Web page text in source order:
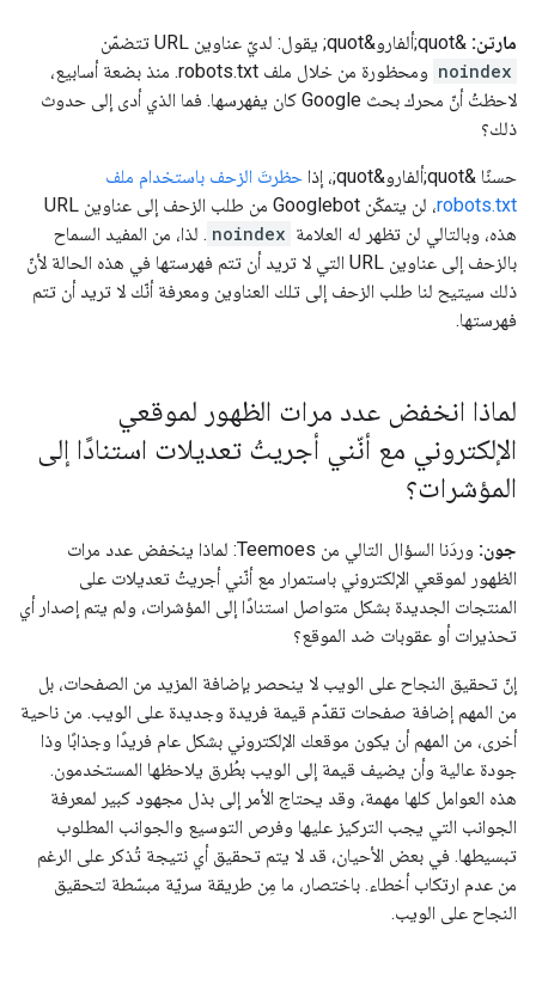
مارتن: &quot;ألفارو&quot; يقول: لديّ عناوين URL تتضمّن
noindex
ومحظورة من خلال ملف robots.txt. منذ بضعة أسابيع،
لاحظتُ أنّ محرك بحث Google كان يفهرسها. فما الذي أدى إلى حدوث
ذلك؟
حسنًا &quot;ألفارو&quot;، إذا
حظرتَ الزحف باستخدام ملف
robots.txt
، لن يتمكّن Googlebot من طلب الزحف إلى عناوين URL
هذه، وبالتالي لن تظهر له العلامة noindex . لذا، من المفيد السماح
بالزحف إلى عناوين URL التي لا تريد أن تتم فهرستها في هذه الحالة لأنّ
ذلك سيتيح لنا طلب الزحف إلى تلك العناوين ومعرفة أنّك لا تريد أن تتم
فهرستها.
لماذا انخفض عدد مرات الظهور لموقعي
الإلكتروني مع أنّني أجريتُ تعديلات استنادًا إلى
المؤشرات؟
جون:
وردَنا السؤال التالي من Teemoes: لماذا ينخفض عدد مرات
الظهور لموقعي الإلكتروني باستمرار مع أنّني أجريتُ تعديلات على
المنتجات الجديدة بشكل متواصل استنادًا إلى المؤشرات، ولم يتم إصدار أي
تحذيرات أو عقوبات ضد الموقع؟
إنّ تحقيق النجاح على الويب لا ينحصر بإضافة المزيد من الصفحات، بل
من المهم إضافة صفحات تقدّم قيمة فريدة وجديدة على الويب. من ناحية
أخرى، من المهم أن يكون موقعك الإلكتروني بشكل عام فريدًا وجذابًا وذا
جودة عالية وأن يضيف قيمة إلى الويب بطُرق يلاحظها المستخدمون.
هذه العوامل كلها مهمة، وقد يحتاج الأمر إلى بذل مجهود كبير لمعرفة
الجوانب التي يجب التركيز عليها وفرص التوسيع والجوانب المطلوب
تبسيطها. في بعض الأحيان، قد لا يتم تحقيق أي نتيجة تُذكر على الرغم
من عدم ارتكاب أخطاء. باختصار، ما مِن طريقة سريّة مبسّطة لتحقيق
النجاح على الويب.